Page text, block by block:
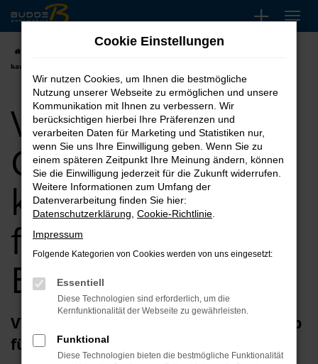
Zum
Hauptinhalt
springen
VW Taigo Gebrauchtwagen
kaufen, leasen, finanzieren für Bremen
VW Taigo
Gebrauchtwagen
kaufen, leasen,
finanzieren für
Bremen
VW Taigo Gebrauchtwagen – unser Tipp
für Bremen
Cookie Einstellungen
Wir nutzen Cookies, um Ihnen die bestmögliche
Nutzung unserer Webseite zu ermöglichen und unsere
Kommunikation mit Ihnen zu verbessern. Wir
berücksichtigen hierbei Ihre Präferenzen und
verarbeiten Daten für Marketing und Statistiken nur,
wenn Sie uns Ihre Einwilligung geben. Wenn Sie zu
einem späteren Zeitpunkt Ihre Meinung ändern, können
Sie die Einwilligung jederzeit für die Zukunft widerrufen.
Weitere Informationen zum Umfang der
Datenverarbeitung finden Sie hier:
Datenschutzerklärung Cookie-Richtlinie
Impressum
Folgende Kategorien von Cookies werden von uns eingesetzt:
Essentiell
Diese Technologien sind erforderlich, um die
Kernfunktionalität der Webseite zu gewährleisten.
Funktional
Diese Technologien bieten die bestmögliche Funktionalität